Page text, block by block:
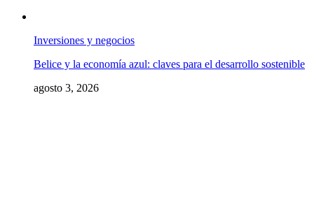
Inversiones y negocios
Belice y la economía azul: claves para el desarrollo sostenible
agosto 3, 2026